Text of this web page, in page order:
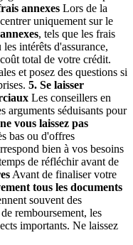
annexes Lors de la
uniquement sur le
, tels que les frais
intérêts d'assurance,
total de votre crédit.
et posez des questions si
5. Se laisser
Les conseillers en
arguments séduisants pour
ne vous laissez pas
bas ou d'offres
bien à vos besoins
de réfléchir avant de
Avant de finaliser votre
tous les documents
souvent des
remboursement, les
importants. Ne laissez